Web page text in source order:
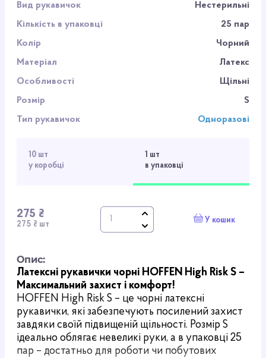
Вид рукавичок
Нестерильні
Кількість в упаковці
25 пар
Колір
Чорний
Матеріал
Латекс
Особливості
Щільні
Розмір
S
Тип рукавичок
Одноразові
10 шт
у коробці
1 шт
в упаковці
275 ₴
275 ₴ шт У кошик
Опис:
Латексні рукавички чорні HOFFEN High Risk S –
Максимальний захист і комфорт!
HOFFEN High Risk S – це чорні латексні
рукавички, які забезпечують посилений захист
завдяки своїй підвищеній щільності. Розмір S
ідеально облягає невеликі руки, а в упаковці 25
пар – достатньо для роботи чи побутових